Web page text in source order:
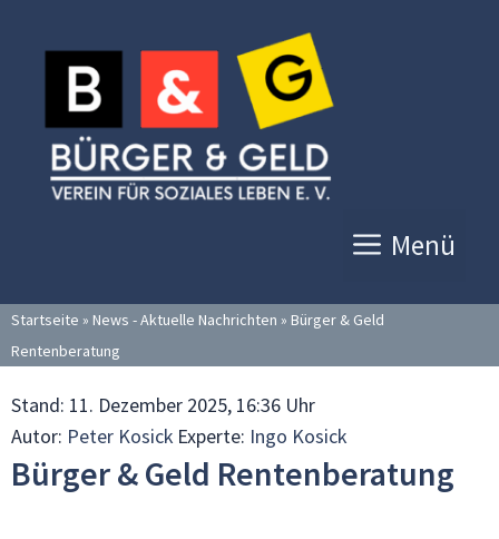
Inhalt
springen
Menü
Startseite » News - Aktuelle Nachrichten » Bürger & Geld
Rentenberatung
Stand: 11. Dezember 2025, 16:36 Uhr
Autor: Peter Kosick Experte: Ingo Kosick
Bürger & Geld Rentenberatung